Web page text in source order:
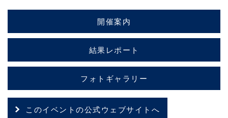
開催案内
結果レポート
フォトギャラリー
このイベントの公式ウェブサイトへ